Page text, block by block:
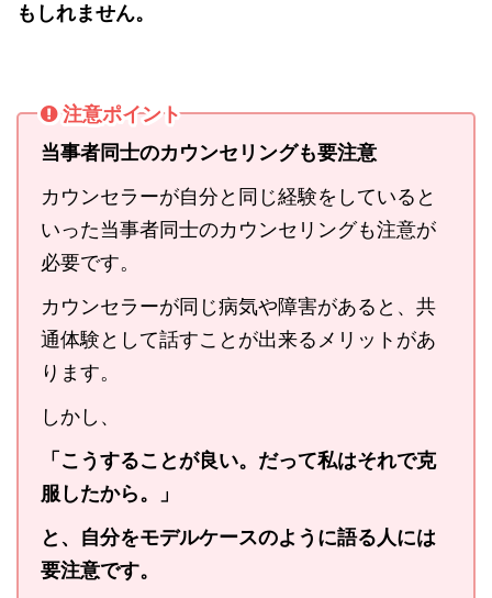
もしれません。
注意ポイント
当事者同士のカウンセリングも要注意
カウンセラーが自分と同じ経験をしていると
いった当事者同士のカウンセリングも注意が
必要です。
カウンセラーが同じ病気や障害があると、共
通体験として話すことが出来るメリットがあ
ります。
しかし、
「こうすることが良い。だって私はそれで克
服したから。」
と、自分をモデルケースのように語る人には
要注意です。